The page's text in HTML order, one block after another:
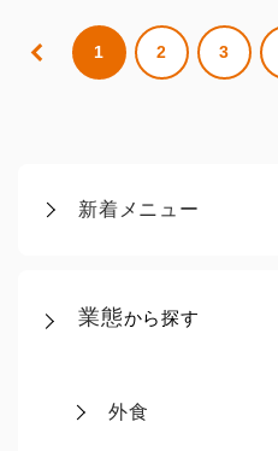
新着メニュー
業態から探す
外食
1 2 3